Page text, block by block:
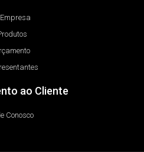
ao Cliente
Conosco